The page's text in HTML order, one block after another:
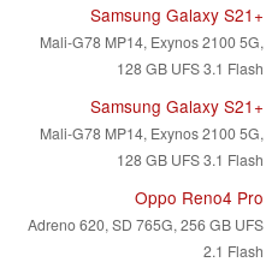
Samsung Galaxy S21+
Mali-G78 MP14, Exynos 2100 5G,
128 GB UFS 3.1 Flash
Samsung Galaxy S21+
Mali-G78 MP14, Exynos 2100 5G,
128 GB UFS 3.1 Flash
Oppo Reno4 Pro
Adreno 620, SD 765G, 256 GB UFS
2.1 Flash